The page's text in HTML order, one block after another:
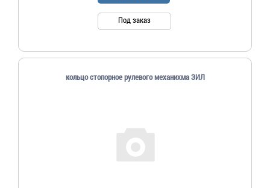
Под заказ
кольцо стопорное рулевого механихма ЗИЛ